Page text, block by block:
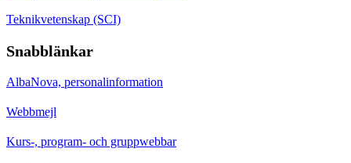
Teknikvetenskap (SCI)
Snabblänkar
AlbaNova, personalinformation
Webbmejl
Kurs-, program- och gruppwebbar